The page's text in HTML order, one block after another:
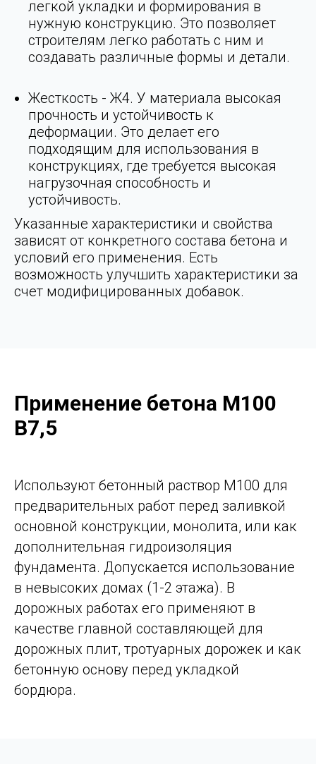
легкой укладки и формирования в
нужную конструкцию. Это позволяет
строителям легко работать с ним и
создавать различные формы и детали.
Жесткость - Ж4. У материала высокая
прочность и устойчивость к
деформации. Это делает его
подходящим для использования в
конструкциях, где требуется высокая
нагрузочная способность и
устойчивость.
Указанные характеристики и свойства
зависят от конкретного состава бетона и
условий его применения. Есть
возможность улучшить характеристики за
счет модифицированных добавок.
Применение бетона М100
В7,5
Используют бетонный раствор М100 для
предварительных работ перед заливкой
основной конструкции, монолита, или как
дополнительная гидроизоляция
фундамента. Допускается использование
в невысоких домах (1-2 этажа). В
дорожных работах его применяют в
качестве главной составляющей для
дорожных плит, тротуарных дорожек и как
бетонную основу перед укладкой
бордюра.